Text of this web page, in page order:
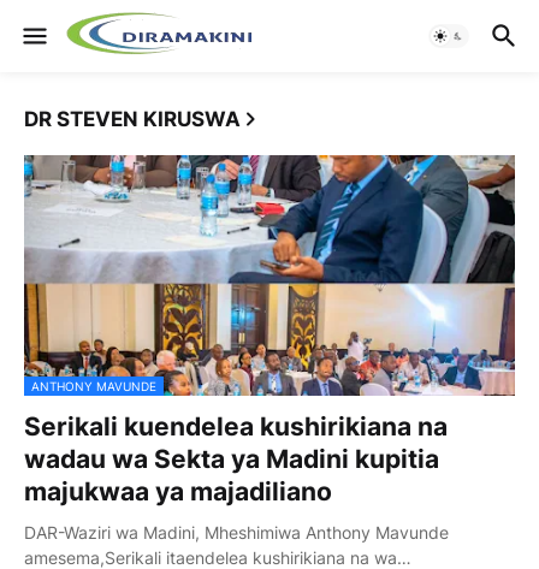
DR STEVEN KIRUSWA
ANTHONY MAVUNDE
Serikali kuendelea kushirikiana na
wadau wa Sekta ya Madini kupitia
majukwaa ya majadiliano
DAR-Waziri wa Madini, Mheshimiwa Anthony Mavunde
amesema,Serikali itaendelea kushirikiana na wa…